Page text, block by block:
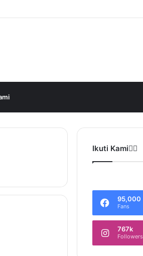
Ikuti Kami❤️‍🔥
95,000
Fans
767k
Followers